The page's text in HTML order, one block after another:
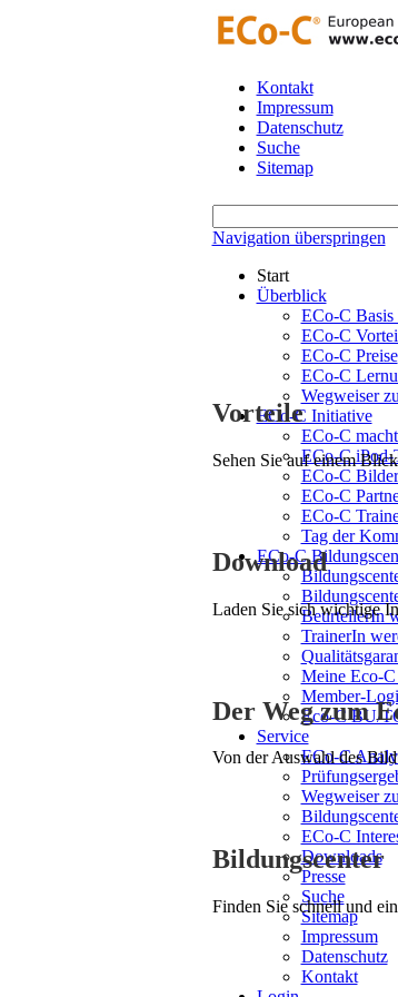
Kontakt
Impressum
Datenschutz
Suche
Sitemap
Navigation überspringen
Start
Überblick
ECo-C
ECo-C
ECo-C Preise
ECo-C
Wegweiser
ECo-C Initiative
ECo-C
ECo-C iPod-
ECo-C
ECo-C
ECo-C
Tag der
ECo-C
BeurteilerIn
TrainerIn
Meine Eco-C
Member-
Eco-C BU/
Service
ECo-C
Wegweiser
ECo-C
Downloads
Presse
Suche
Sitemap
Impressum
Datenschutz
Kontakt
Vorteile
Sehen Sie auf einem
Download
Laden Sie sich wichtige
Der Weg zum
Von der Auswahl des
Bildungscenter
Finden Sie schnell und